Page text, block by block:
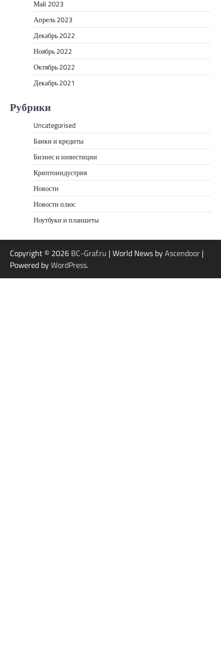
Май 2023
Апрель 2023
Декабрь 2022
Ноябрь 2022
Октябрь 2022
Декабрь 2021
Рубрики
Uncategorised
Банки и кредиты
Бизнес и инвестиции
Криптоиндустрия
Новости
Новости плюс
Ноутбуки и планшеты
Copyright © 2026 BC-Graf.ru | World News byAscendoor |
Powered byWordPress.